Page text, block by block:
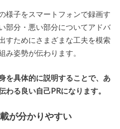
様子をスマートフォンで録画す
部分・悪い部分についてアドバ
すためにさまざまな工夫を模索
み姿勢が伝わります。
を具体的に説明することで、あ
る良い自己PRになります。
が分かりやすい